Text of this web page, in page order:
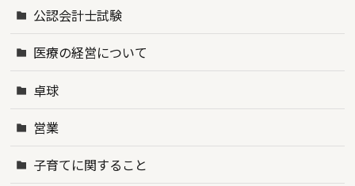
公認会計士試験
医療の経営について
卓球
営業
子育てに関すること